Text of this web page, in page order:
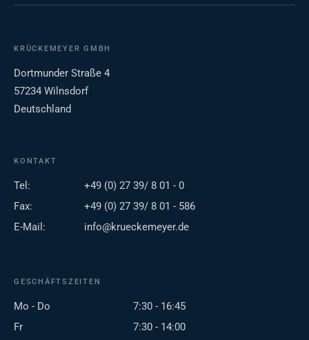
KRÜCKEMEYER GMBH
Dortmunder Straße 4
57234 Wilnsdorf
Deutschland
KONTAKT
Tel:
+49 (0) 27 39/ 8 01 - 0
Fax:
+49 (0) 27 39/ 8 01 - 586
E-Mail:
info@krueckemeyer.de
GESCHÄFTSZEITEN
Mo - Do
7:30 - 16:45
Fr
7:30 - 14:00